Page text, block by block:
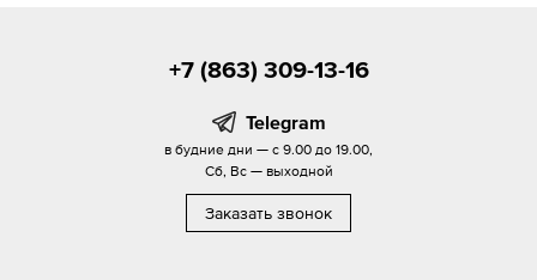
+7 (863) 309-13-16
Telegram
в будние дни — с 9.00 до 19.00,
Сб, Вс — выходной
Заказать звонок